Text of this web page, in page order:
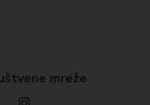
mreže